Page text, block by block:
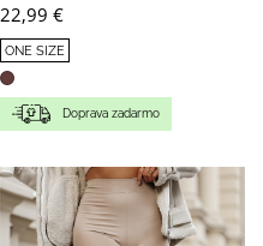
22,99 €
ONE SIZE
Doprava zadarmo